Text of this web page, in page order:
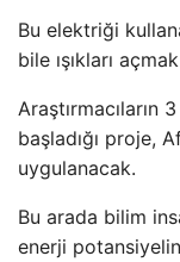
Bu elektriği
bile ışıkları
Araştırmacıların
başladığı proje,
uygulanacak.
Bu arada bilim
enerji